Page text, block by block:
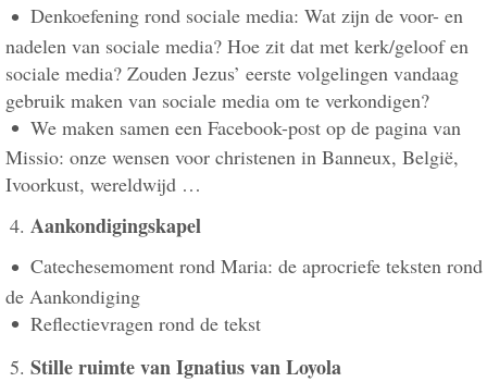
Denkoefening rond sociale media: Wat zijn de voor- en
nadelen van sociale media? Hoe zit dat met kerk/geloof en
sociale media? Zouden Jezus’ eerste volgelingen vandaag
gebruik maken van sociale media om te verkondigen?
We maken samen een Facebook-post op de pagina van
Missio: onze wensen voor christenen in Banneux, België,
Ivoorkust, wereldwijd …
Aankondigingskapel
Catechesemoment rond Maria: de aprocriefe teksten rond
de Aankondiging
Reflectievragen rond de tekst
Stille ruimte van Ignatius van Loyola